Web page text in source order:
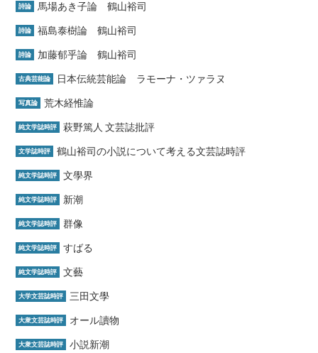
詩論 馬場あき子論 鶴山裕司
詩論 福島泰樹論 鶴山裕司
詩論 加藤郁乎論 鶴山裕司
古典芸能論 日本伝統芸能論 ラモーナ・ツァラヌ
写真論 荒木経惟論
純文学誌時評 萩野篤人 文芸誌批評
文学誌時評 鶴山裕司の小説について考える文芸誌時評
純文学誌時評 文學界
純文学誌時評 新潮
純文学誌時評 群像
純文学誌時評 すばる
純文学誌時評 文藝
大学文芸誌時評 三田文學
大衆文芸誌時評 オール讀物
大衆文芸誌時評 小説新潮